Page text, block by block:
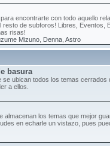
encontrarte con todo aquello
resto de subforos! Libres, Eventos,
risas!
Mizuno Denna Astro
basura
se ubican todos los temas cerrados
a ellos.
almacenan los temas que mejor
en echarle un vistazo, pues